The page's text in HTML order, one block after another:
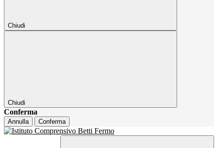
Chiudi
Chiudi
Conferma
Annulla Conferma